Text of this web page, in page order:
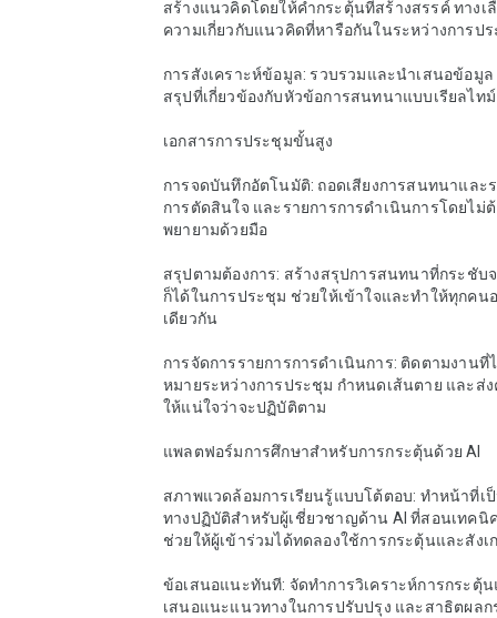
สร้างแนวคิดโดยให้คำกระตุ้นที่สร้างสรรค์ ทางเ
ความเกี่ยวกับแนวคิดที่หารือกันในระหว่างการป
การสังเคราะห์ข้อมูล: รวบรวมและนำเสนอข้อมู
สรุปที่เกี่ยวข้องกับหัวข้อการสนทนาแบบเรียลไทม์
เอกสารการประชุมขั้นสูง
การจดบันทึกอัตโนมัติ: ถอดเสียงการสนทนาและ
การตัดสินใจ และรายการการดำเนินการโดยไม่
พยายามด้วยมือ
สรุปตามต้องการ: สร้างสรุปการสนทนาที่กระชับ
ก็ได้ในการประชุม ช่วยให้เข้าใจและทำให้ทุกคน
เดียวกัน
การจัดการรายการการดำเนินการ: ติดตามงานที่
หมายระหว่างการประชุม กำหนดเส้นตาย และส่ง
ให้แน่ใจว่าจะปฏิบัติตาม
แพลตฟอร์มการศึกษาสำหรับการกระตุ้นด้วย AI
สภาพแวดล้อมการเรียนรู้แบบโต้ตอบ: ทำหน้าที่เ
ทางปฏิบัติสำหรับผู้เชี่ยวชาญด้าน AI ที่สอนเทคนิ
ช่วยให้ผู้เข้าร่วมได้ทดลองใช้การกระตุ้นและสังเ
ข้อเสนอแนะทันที: จัดทำการวิเคราะห์การกระตุ้
เสนอแนะแนวทางในการปรับปรุง และสาธิตผลก